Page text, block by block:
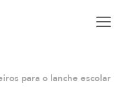
para o lanche escolar